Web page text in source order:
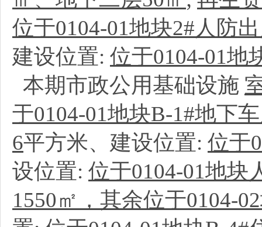
位于0104-01地块2#人防
建设位置: 位于0104-01地
本期市政公用基础设施
于0104-01地块B-1#地下
6平方米、建设位置: 位于
设位置: 位于0104-01地块
1550㎡，其余位于0104-